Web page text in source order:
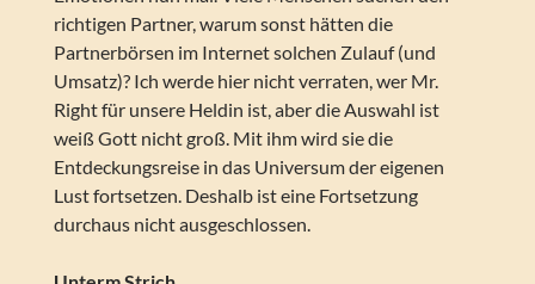
richtigen Partner, warum sonst hätten die
Partnerbörsen im Internet solchen Zulauf (und
Umsatz)? Ich werde hier nicht verraten, wer Mr.
Right für unsere Heldin ist, aber die Auswahl ist
weiß Gott nicht groß. Mit ihm wird sie die
Entdeckungsreise in das Universum der eigenen
Lust fortsetzen. Deshalb ist eine Fortsetzung
durchaus nicht ausgeschlossen.